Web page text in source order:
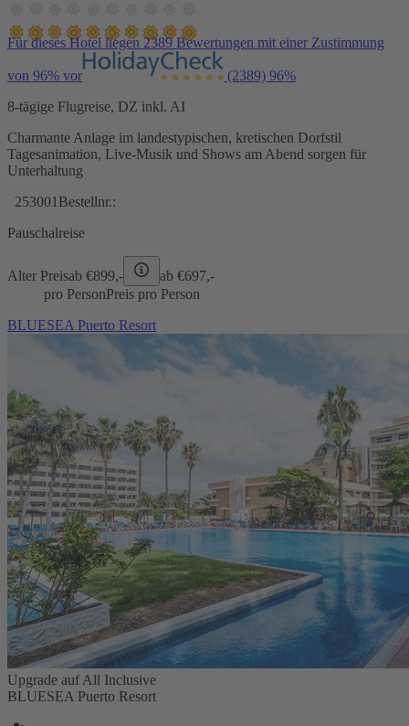
Für dieses Hotel liegen 2389 Bewertungen mit einer Zustimmung
von 96% vor (2389) 96%
8-tägige Flugreise, DZ inkl. AI
Charmante Anlage im landestypischen, kretischen Dorfstil
Tagesanimation, Live-Musik und Shows am Abend sorgen für
Unterhaltung
253001 Bestellnr.:
Pauschalreise
Alter Preisab €899,- ab €697,-
pro PersonPreis pro Person
BLUESEA Puerto Resort
Upgrade auf All Inclusive
BLUESEA Puerto Resort